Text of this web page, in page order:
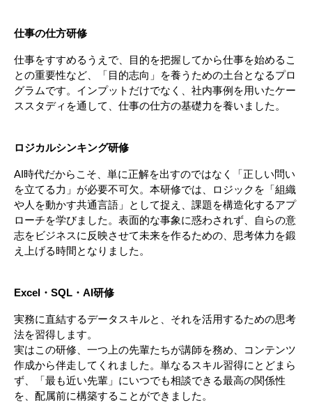
仕事の仕方研修
仕事をすすめるうえで、目的を把握してから仕事を始めるこ
との重要性など、「目的志向」を養うための土台となるプロ
グラムです。インプットだけでなく、社内事例を用いたケー
ススタディを通して、仕事の仕方の基礎力を養いました。
ロジカルシンキング研修
AI時代だからこそ、単に正解を出すのではなく「正しい問い
を立てる力」が必要不可欠。本研修では、ロジックを「組織
や人を動かす共通言語」として捉え、課題を構造化するアプ
ローチを学びました。表面的な事象に惑わされず、自らの意
志をビジネスに反映させて未来を作るための、思考体力を鍛
え上げる時間となりました。
Excel・SQL・AI研修
実務に直結するデータスキルと、それを活用するための思考
法を習得します。
実はこの研修、一つ上の先輩たちが講師を務め、コンテンツ
作成から伴走してくれました。単なるスキル習得にとどまら
ず、「最も近い先輩」にいつでも相談できる最高の関係性
を、配属前に構築することができました。